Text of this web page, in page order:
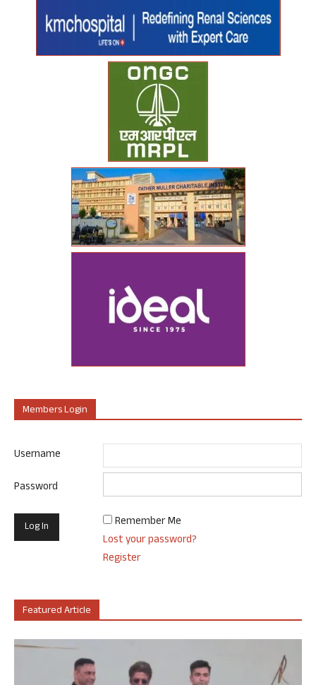
Members Login
Username
Password
Remember Me
Lost your password?
Register
Featured Article